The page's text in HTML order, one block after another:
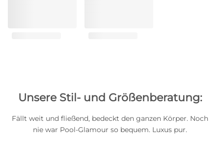
Unsere Stil- und Größenberatung:
Fällt weit und fließend, bedeckt den ganzen Körper. Noch
nie war Pool-Glamour so bequem. Luxus pur.